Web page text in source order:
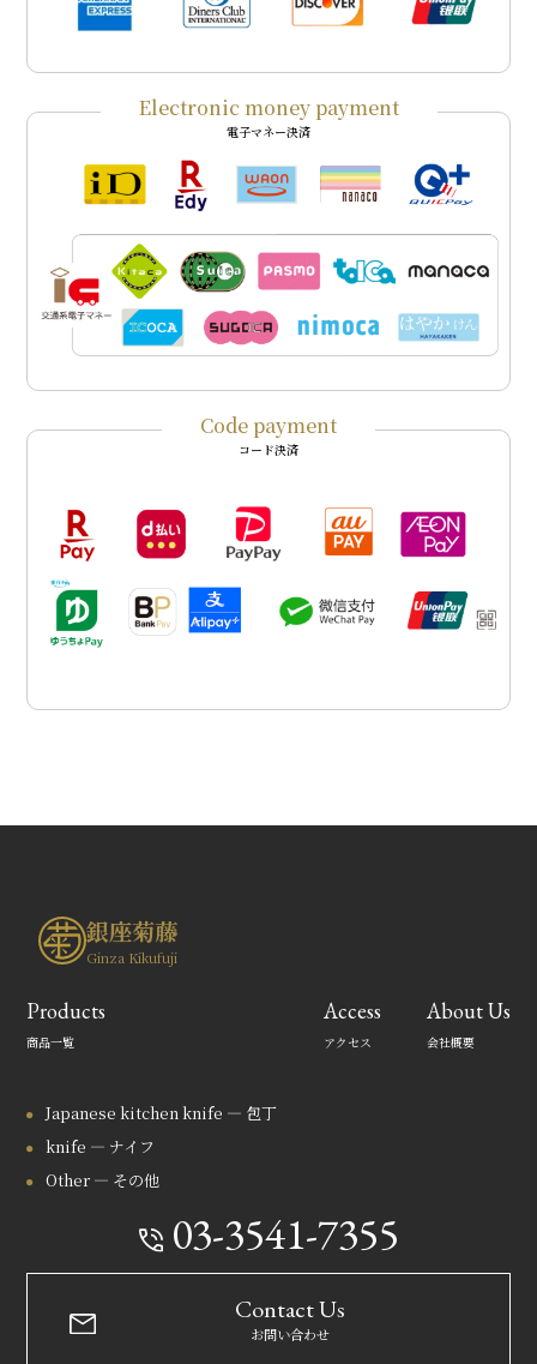
Electronic money payment
電子マネー決済
Code payment
コード決済
銀座菊藤
Ginza Kikufuji
Products
商品一覧
Japanese kitchen knife — 包丁
knife — ナイフ
Other — その他
Access
アクセス
About Us
会社概要
03-3541-7355
Contact Us
お問い合わせ